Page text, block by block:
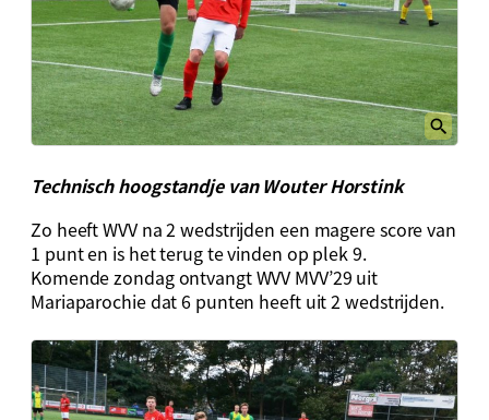
Technisch hoogstandje van Wouter Horstink
Zo heeft WVV na 2 wedstrijden een magere score van
1 punt en is het terug te vinden op plek 9.
Komende zondag ontvangt WVV MVV’29 uit
Mariaparochie dat 6 punten heeft uit 2 wedstrijden.